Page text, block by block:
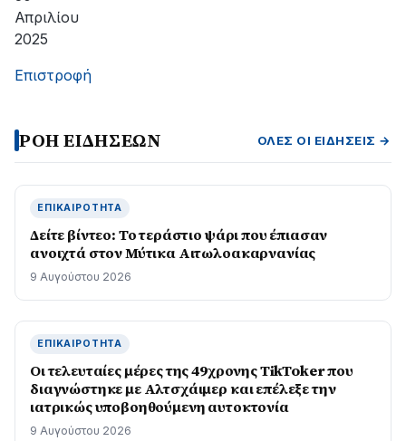
Απριλίου
2025
Επιστροφή
ΡΟΗ ΕΙΔΗΣΕΩΝ ΌΛΕΣ ΟΙ ΕΙΔΉΣΕΙΣ →
ΕΠΙΚΑΙΡΌΤΗΤΑ
Δείτε βίντεο: Το τεράστιο ψάρι που έπιασαν
ανοιχτά στον Μύτικα Αιτωλοακαρνανίας
9 Αυγούστου 2026
ΕΠΙΚΑΙΡΌΤΗΤΑ
Οι τελευταίες μέρες της 49χρονης TikToker που
διαγνώστηκε με Αλτσχάιμερ και επέλεξε την
ιατρικώς υποβοηθούμενη αυτοκτονία
9 Αυγούστου 2026